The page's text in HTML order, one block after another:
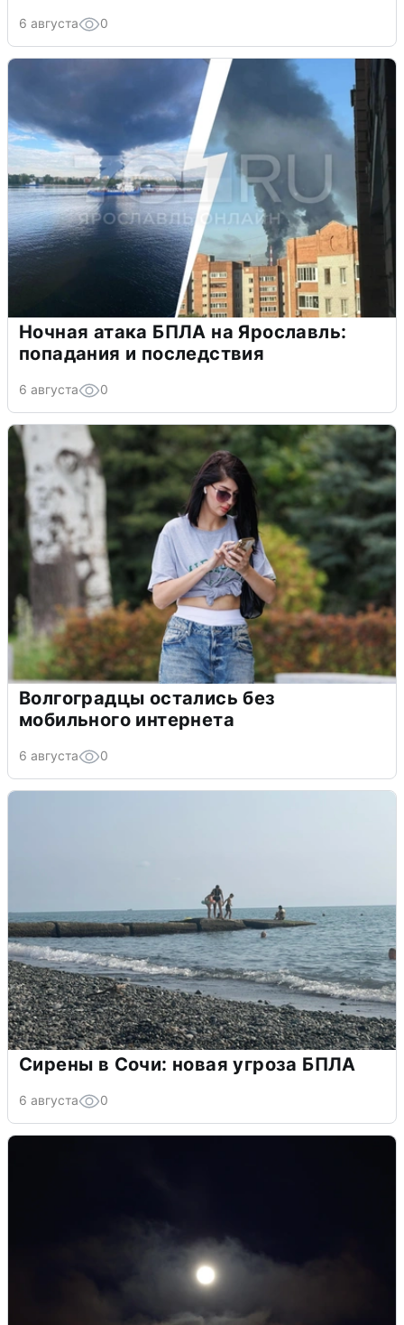
6 августа 0
Ночная атака БПЛА на Ярославль:
попадания и последствия
6 августа 0
Волгоградцы остались без
мобильного интернета
6 августа 0
Сирены в Сочи: новая угроза БПЛА
6 августа 0